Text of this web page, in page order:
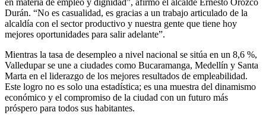
en materia de empleo y dignidad”, afirmó el alcalde Ernesto Orozco
Durán. “No es casualidad, es gracias a un trabajo articulado de la
alcaldía con el sector productivo y nuestra gente que tiene hoy
mejores oportunidades para salir adelante”.
Mientras la tasa de desempleo a nivel nacional se sitúa en un 8,6 %,
Valledupar se une a ciudades como Bucaramanga, Medellín y Santa
Marta en el liderazgo de los mejores resultados de empleabilidad.
Este logro no es solo una estadística; es una muestra del dinamismo
económico y el compromiso de la ciudad con un futuro más
próspero para todos sus habitantes.